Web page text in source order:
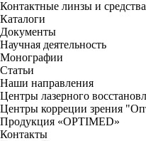
Контактные линзы и
Каталоги
Документы
Научная деятельность
Монографии
Статьи
Наши направления
Центры лазерного
Центры корреции зрения
Продукция «OPTIMED»
Контакты